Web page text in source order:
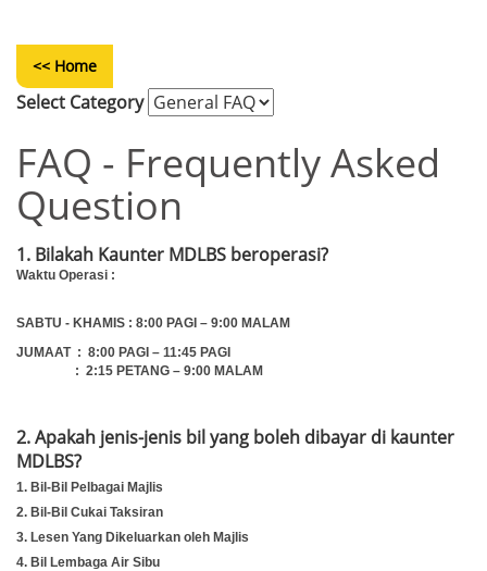
<< Home
Select Category
FAQ - Frequently Asked
Question
1. Bilakah Kaunter MDLBS beroperasi?
Waktu Operasi :
SABTU - KHAMIS : 8:00 PAGI – 9:00 MALAM
JUMAAT : 8:00 PAGI – 11:45 PAGI
: 2:15 PETANG – 9:00 MALAM
2. Apakah jenis-jenis bil yang boleh dibayar di kaunter
MDLBS?
1. Bil-Bil Pelbagai Majlis
2. Bil-Bil Cukai Taksiran
3. Lesen Yang Dikeluarkan oleh Majlis
4. Bil Lembaga Air Sibu